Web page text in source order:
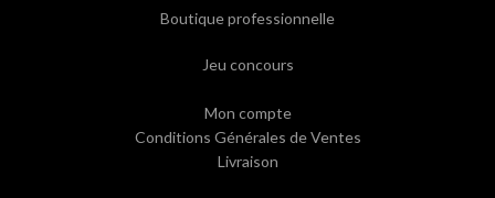
Boutique professionnelle
Jeu concours
Mon compte
Conditions Générales de Ventes
Livraison